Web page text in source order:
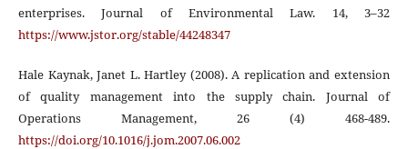
enterprises. Journal of Environmental Law. 14, 3–32
https://www.jstor.org/stable/44248347
Hale Kaynak, Janet L. Hartley (2008). A replication and extension
of quality management into the supply chain. Journal of
Operations Management, 26 (4) 468-489.
https://doi.org/10.1016/j.jom.2007.06.002